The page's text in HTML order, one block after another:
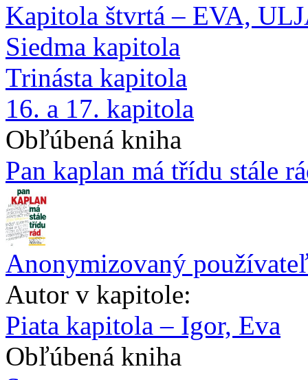
Kapitola štvrtá – EVA,
Siedma kapitola
Trinásta kapitola
16. a 17. kapitola
Obľúbená kniha
Pan kaplan má třídu stále
Anonymizovaný
Autor v kapitole:
Piata kapitola – Igor, Eva
Obľúbená kniha